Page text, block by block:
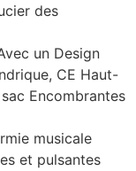
des
un Design
CE Haut-
Encombrantes
musicale
et pulsantes